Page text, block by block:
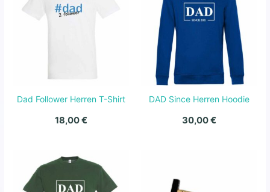
Dad Follower Herren T-Shirt
18,00€
DAD Since Herren Hoodie
30,00€